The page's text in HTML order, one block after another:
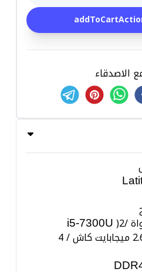
الاصدقاء
i5-7300U (2/
4ميجابايت كاش /